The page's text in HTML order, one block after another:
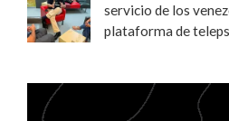
servicio de los
plataforma de